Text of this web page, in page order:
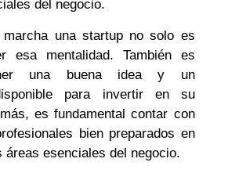
del negocio.
una startup no solo es
esa mentalidad. También es
una buena idea y un
para invertir en su
es fundamental contar con
bien preparados en
áreas esenciales del negocio.